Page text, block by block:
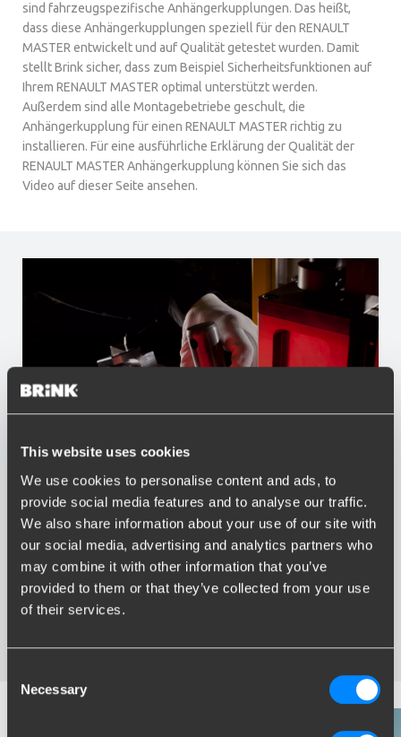
This website uses cookies
We use cookies to personalise content and ads, to
provide social media features and to analyse our traffic.
We also share information about your use of our site with
our social media, advertising and analytics partners who
may combine it with other information that you’ve
provided to them or that they’ve collected from your use
of their services.
Selection
Necessary
sind fahrzeugspezifische Anhängerkupplungen. Das heißt,
dass diese Anhängerkupplungen speziell für den RENAULT
MASTER entwickelt und auf Qualität getestet wurden. Damit
stellt Brink sicher, dass zum Beispiel Sicherheitsfunktionen auf
Ihrem RENAULT MASTER optimal unterstützt werden.
Außerdem sind alle Montagebetriebe geschult, die
Anhängerkupplung für einen RENAULT MASTER richtig zu
installieren. Für eine ausführliche Erklärung der Qualität der
RENAULT MASTER Anhängerkupplung können Sie sich das
Video auf dieser Seite ansehen.
Vorteile von Brink
Größter Sortiment Anhängerkupplungen
Speziell entwickelt und getestet für Ihr Auto
Sichere und zertifizierte Anhängerkupplungen
Montage in Ihrer Nähe
Verschiedene Anhängerkupplungen verfügbar für Sie: